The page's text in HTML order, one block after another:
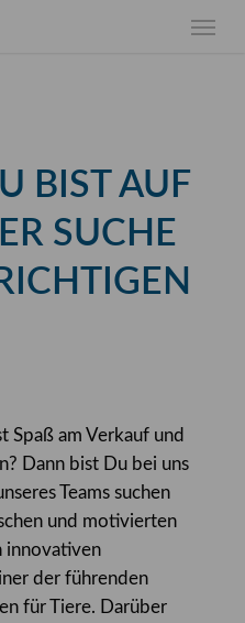
BIST AUF
SUCHE
Spaß am Verkauf und
Dann bist Du bei uns
Teams suchen
und motivierten
innovativen
der führenden
für Tiere. Darüber